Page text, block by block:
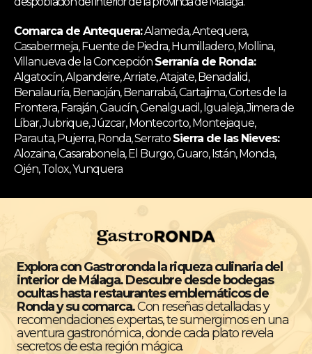
Comarca de Antequera:Alameda, Antequera,
Casabermeja, Fuente de Piedra, Humilladero, Mollina,
Villanueva de la Concepción Serranía de Ronda:
Algatocín, Alpandeire, Arriate, Atajate, Benadalid,
Benalauría, Benaoján, Benarrabá, Cartajima, Cortes de la
Frontera, Faraján, Gaucín, Genalguacil, Igualeja, Jimera de
Líbar, Jubrique, Júzcar, Montecorto, Montejaque,
Parauta, Pujerra, Ronda, Serrato Sierra de las Nieves:
Alozaina, Casarabonela, El Burgo, Guaro, Istán, Monda,
Ojén, Tolox, Yunquera
Explora con Gastroronda la riqueza culinaria del
interior de Málaga. Descubre desde bodegas
ocultas hasta restaurantes emblemáticos de
Ronda y su comarca.Con reseñas detalladas y
recomendaciones expertas, te sumergimos en una
aventura gastronómica, donde cada plato revela
secretos de esta región mágica.